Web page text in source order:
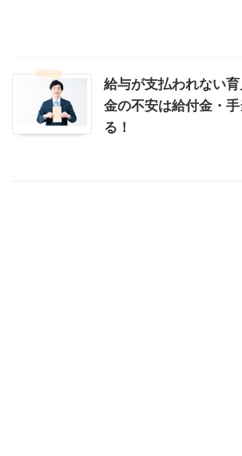
給与が支払われない
金の不安は給付金・
る！